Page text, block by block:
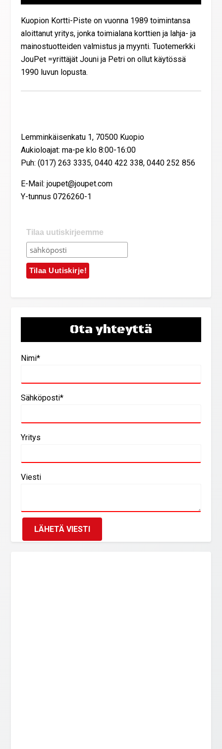
Kuopion Kortti-Piste on vuonna 1989 toimintansa
aloittanut yritys, jonka toimialana korttien ja lahja- ja
mainostuotteiden valmistus ja myynti. Tuotemerkki
JouPet =yrittäjät Jouni ja Petri on ollut käytössä
1990 luvun lopusta.
Lemminkäisenkatu 1, 70500 Kuopio
Aukioloajat: ma-pe klo 8:00-16:00
Puh: (017) 263 3335, 0440 422 338, 0440 252 856
E-Mail: joupet@joupet.com
Y-tunnus 0726260-1
Tilaa uutiskirjeemme
Ota yhteyttä
Nimi*
Sähköposti*
Yritys
Viesti